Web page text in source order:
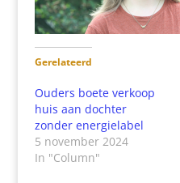
Gerelateerd
Ouders boete verkoop
huis aan dochter
zonder energielabel
5 november 2024
In "Column"